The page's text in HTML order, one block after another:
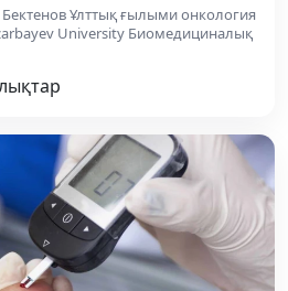
Ұлттық ғылыми онкология
University Биомедициналық